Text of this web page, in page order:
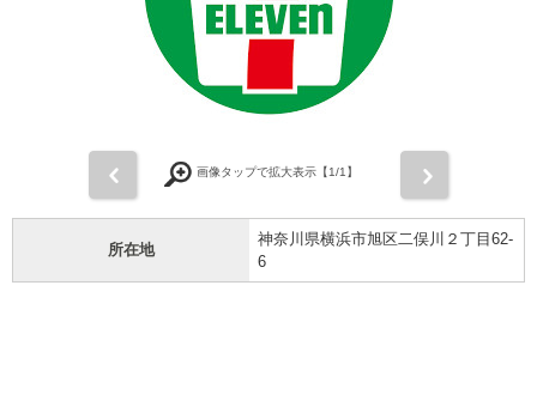
画像タップで拡大表示【1/1】
所在地
神奈川県横浜市旭区二俣川２丁目62-
6